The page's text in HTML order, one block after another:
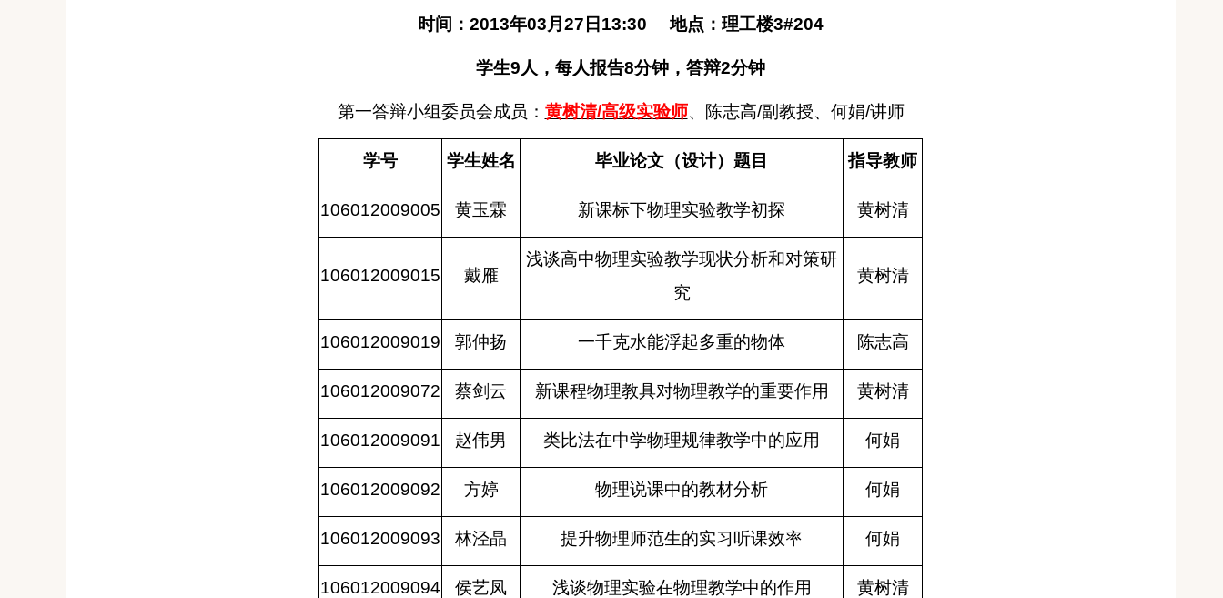
时间： 2013年03月 27 日 13:30 地点：理工楼3#204
学生9人，每人报告8分钟，答辩2分钟
第一答辩小组委员会成员： 黄树清/高级实验师、陈志高/副教授、何娟/讲师
学号 学生姓名 毕业论文（设计）题目 指导教师
106012009005 黄玉霖 新课标下物理实验教学初探 黄树清
106012009015 戴雁
浅谈高中物理实验教学现状分析和对策研
究
黄树清
106012009019 郭仲扬 一千克水能浮起多重的物体 陈志高
106012009072 蔡剑云 新课程物理教具对物理教学的重要作用 黄树清
106012009091 赵伟男 类比法在中学物理规律教学中的应用 何娟
106012009092 方婷 物理说课中的教材分析 何娟
106012009093 林泾晶 提升物理师范生的实习听课效率 何娟
106012009094 侯艺凤 浅谈物理实验在物理教学中的作用 黄树清